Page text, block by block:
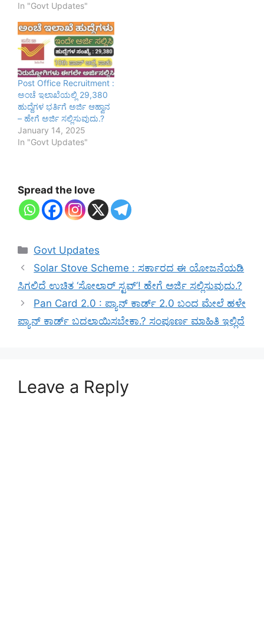
In "Govt Updates"
Post Office Recruitment :
ಅಂಚೆ ಇಲಾಖೆಯಲ್ಲಿ 29,380
ಹುದ್ದೆಗಳ ಭರ್ತಿಗೆ ಅರ್ಜಿ ಆಹ್ವಾನ
– ಹೇಗೆ ಅರ್ಜಿ ಸಲ್ಲಿಸುವುದು.?
January 14, 2025
In "Govt Updates"
Spread the love
Categories
Govt Updates
Solar Stove Scheme : ಸರ್ಕಾರದ ಈ ಯೋಜನೆಯಡಿ
ಸಿಗಲಿದೆ ಉಚಿತ ‘ಸೋಲಾರ್ ಸ್ಟವ್’! ಹೇಗೆ ಅರ್ಜಿ ಸಲ್ಲಿಸುವುದು.?
Pan Card 2.0 : ಪ್ಯಾನ್ ಕಾರ್ಡ್ 2.0 ಬಂದ ಮೇಲೆ ಹಳೇ
ಪ್ಯಾನ್ ಕಾರ್ಡ್ ಬದಲಾಯಿಸಬೇಕಾ.? ಸಂಪೂರ್ಣ ಮಾಹಿತಿ ಇಲ್ಲಿದೆ
Leave a Reply